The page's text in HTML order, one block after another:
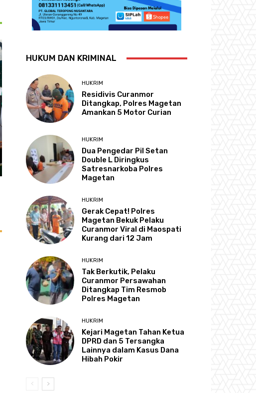
HUKUM DAN KRIMINAL
HUKRIM
Residivis Curanmor
Ditangkap, Polres Magetan
Amankan 5 Motor Curian
HUKRIM
Dua Pengedar Pil Setan
Double L Diringkus
Satresnarkoba Polres
Magetan
HUKRIM
Gerak Cepat! Polres
Magetan Bekuk Pelaku
Curanmor Viral di Maospati
Kurang dari 12 Jam
HUKRIM
Tak Berkutik, Pelaku
Curanmor Persawahan
Ditangkap Tim Resmob
Polres Magetan
HUKRIM
Kejari Magetan Tahan Ketua
DPRD dan 5 Tersangka
Lainnya dalam Kasus Dana
Hibah Pokir